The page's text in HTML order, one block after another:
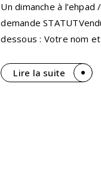
Un dimanche à
demande
dessous : Votre nom
Lire la suite